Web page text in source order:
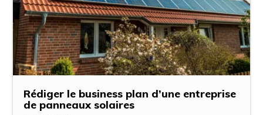
Rédiger le business plan d’une entreprise
de panneaux solaires